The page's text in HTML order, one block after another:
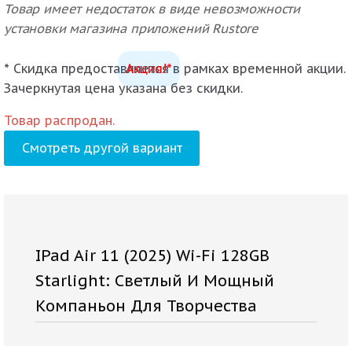
Товар имеет недостаток в виде невозможности
установки магазина приложений Rustore
Акция!*
* Скидка предоставляется в рамках временной акции.
Зачеркнутая цена указана без скидки.
Товар распродан.
Смотреть другой вариант
IPad Air 11 (2025) Wi-Fi 128GB
Starlight: Светлый И Мощный
Компаньон Для Творчества